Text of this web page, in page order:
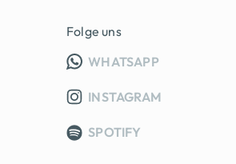
Folge uns
WHATSAPPINFO
INSTAGRAM
SPOTIFY